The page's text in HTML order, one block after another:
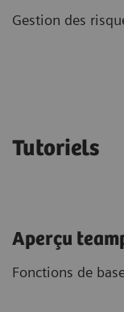
Gestion des
Tutoriels
​Aperçu
Fonctions de